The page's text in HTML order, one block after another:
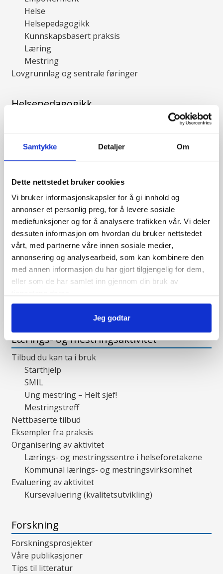
Samtykke Detaljer Om
Dette nettstedet bruker cookies
Vi bruker informasjonskapsler for å gi innhold og
annonser et personlig preg, for å levere sosiale
mediefunksjoner og for å analysere trafikken vår. Vi deler
dessuten informasjon om hvordan du bruker nettstedet
vårt, med partnerne våre innen sosiale medier,
annonsering og analysearbeid, som kan kombinere den
med annen informasjon du har gjort tilgjengelig for dem,
eller som de har samlet inn gjennom din bruk av
Jeg godtar
Helse
Helsepedagogikk
Kunnskapsbasert praksis
Læring
Mestring
Lovgrunnlag og sentrale føringer
Helsepedagogikk
Didaktisk relasjonsmodell
Pedagogiske verktøy
Brukermedvirkning
Rekruttering
Brukerkompetanse
Brukerorganisasjoner
Etablere tilbud i gruppe
Kompetanseheving
Digitalt kurs i helsepedagogikk
Håndbok i helsepedagogikk
Håndbok i lærings- og mestringsarbeid
Veileder 2010
Treff meg! kompetanseheving
Praksiseksempler
Lærings- og mestringsaktivitet
Tilbud du kan ta i bruk
Starthjelp
SMIL
Ung mestring – Helt sjef!
Mestringstreff
Nettbaserte tilbud
Eksempler fra praksis
Organisering av aktivitet
Lærings- og mestringssentre i helseforetakene
Kommunal lærings- og mestringsvirksomhet
Evaluering av aktivitet
Kursevaluering (kvalitetsutvikling)
Forskning
Forskningsprosjekter
Våre publikasjoner
Tips til litteratur